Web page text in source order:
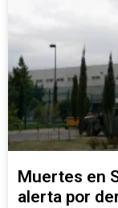
Muertes en
alerta por